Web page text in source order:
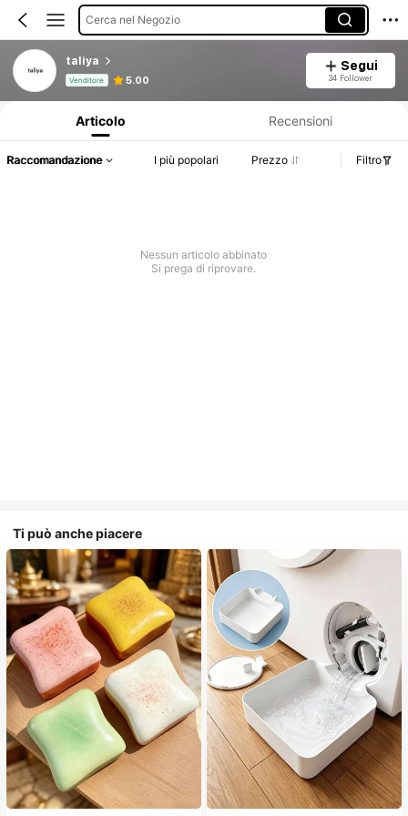
Cerca nel Negozio
taliya
Venditore 5.00
Segui
34 Follower
Articolo Recensioni
Raccomandazione I più popolari Prezzo Filtro
Nessun articolo abbinato
Si prega di riprovare.
Ti può anche piacere